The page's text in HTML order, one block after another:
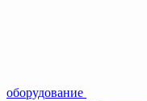
оборудование